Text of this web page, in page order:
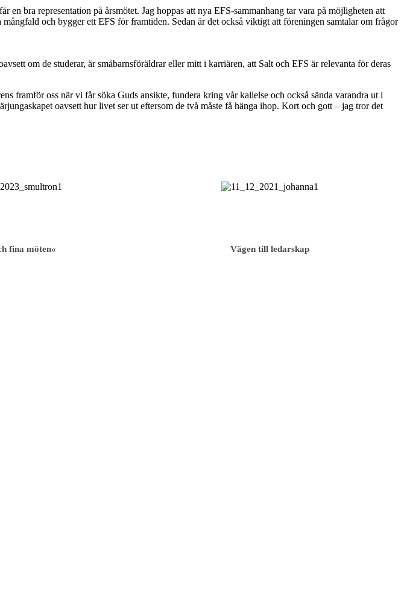
bra representation på årsmötet. Jag hoppas att nya EFS-sammanhang tar vara på möjligheten att
och bygger ett EFS för framtiden. Sedan är det också viktigt att föreningen samtalar om frågor
om de studerar, är småbarnsföräldrar eller mitt i karriären, att Salt och EFS är relevanta för deras
framför oss när vi får söka Guds ansikte, fundera kring vår kallelse och också sända varandra ut i
oavsett hur livet ser ut eftersom de två måste få hänga ihop. Kort och gott – jag tror det
fina möten« Vägen till ledarskap